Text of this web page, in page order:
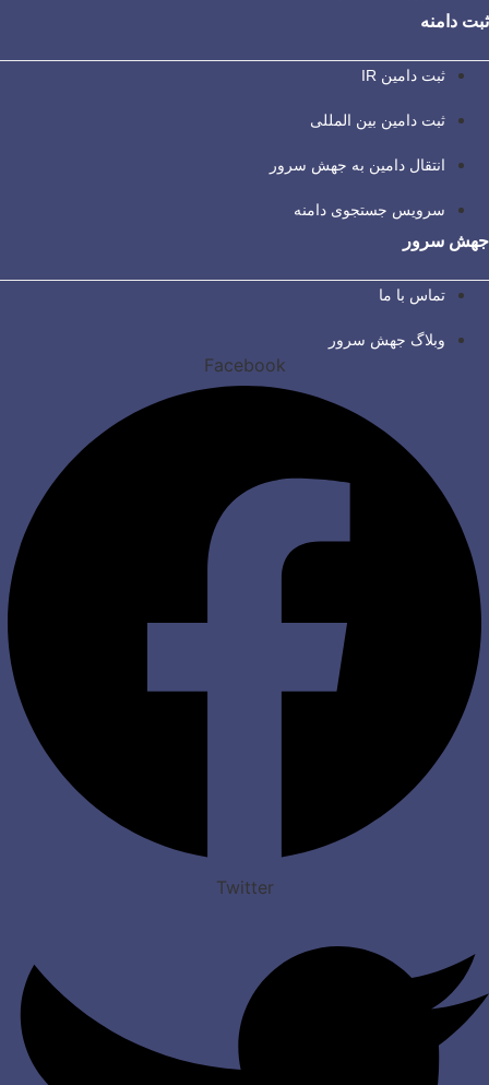
ثبت دامنه
ثبت دامین IR
ثبت دامین بین المللی
انتقال دامین به جهش سرور
سرویس جستجوی دامنه
جهش سرور
تماس با ما
وبلاگ جهش سرور
Facebook
Twitter